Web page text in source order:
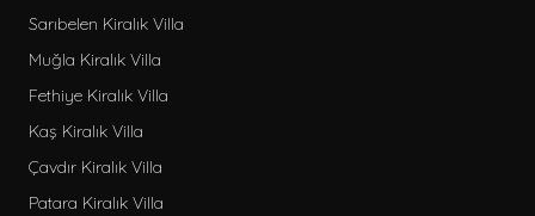
Denize Yakın Kiralık Villa
Jakuzili Kiralık Villa
Lüks Kiralık Villa
Saunalı Kiralık Villa
Lüks Muhafazakar Kiralık Villa
Kısa Süreli Kiralık Villa
Sarıbelen Kiralık Villa
Muğla Kiralık Villa
Fethiye Kiralık Villa
Kaş Kiralık Villa
Çavdır Kiralık Villa
Patara Kiralık Villa